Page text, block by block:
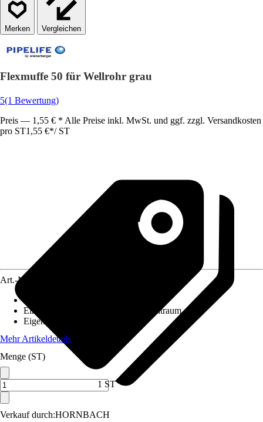
Vergleichen
Flexmuffe 50 für Wellrohr grau
5(1 Bewertung)
Preis — 1,55 € * Alle Preise inkl. MwSt. und ggf. zzgl. Versandkosten
pro ST1,55 €*/ ST
Verkauf durch:HORNBACH
Art.-Nr.
Einsatzbereich
Außen, Innen, Feuchtraum
Eigenschaft
Mehr Artikeldetails
Menge (ST)
1 ST